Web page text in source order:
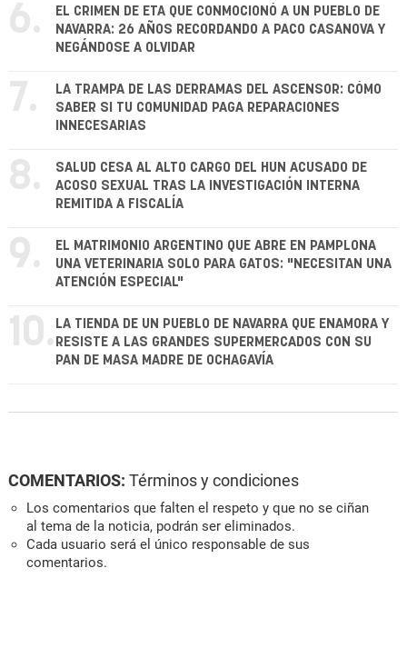
6.
EL CRIMEN DE ETA QUE CONMOCIONÓ A UN PUEBLO DE
NAVARRA: 26 AÑOS RECORDANDO A PACO CASANOVA Y
NEGÁNDOSE A OLVIDAR
7.
LA TRAMPA DE LAS DERRAMAS DEL ASCENSOR: CÓMO
SABER SI TU COMUNIDAD PAGA REPARACIONES
INNECESARIAS
8.
SALUD CESA AL ALTO CARGO DEL HUN ACUSADO DE
ACOSO SEXUAL TRAS LA INVESTIGACIÓN INTERNA
REMITIDA A FISCALÍA
9.
EL MATRIMONIO ARGENTINO QUE ABRE EN PAMPLONA
UNA VETERINARIA SOLO PARA GATOS: "NECESITAN UNA
ATENCIÓN ESPECIAL"
10. LA TIENDA DE UN PUEBLO DE NAVARRA QUE ENAMORA Y
RESISTE A LAS GRANDES SUPERMERCADOS CON SU
PAN DE MASA MADRE DE OCHAGAVÍA
COMENTARIOS: Términos y condiciones
Los comentarios que falten el respeto y que no se ciñan
al tema de la noticia, podrán ser eliminados.
Cada usuario será el único responsable de sus
comentarios.